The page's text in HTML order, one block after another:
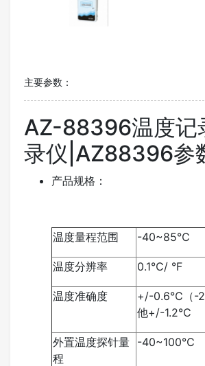
主要参数：
AZ-88396温度记
录仪|AZ88396参
产品规格：
温度量程范围 -40~85℃
温度分辨率 0.1℃/ °F
温度准确度 +/-0.6℃（-
他+/-1.2℃
外置温度探针量
程
-40~100℃